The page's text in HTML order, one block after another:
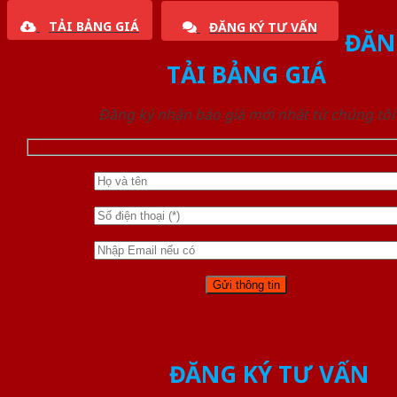
TẢI BẢNG GIÁ ĐĂNG KÝ TƯ VẤN
TẢI BẢNG GIÁ
Đăng ký nhận báo giá mới nhất từ chúng tôi
ĐĂNG KÝ TƯ VẤN